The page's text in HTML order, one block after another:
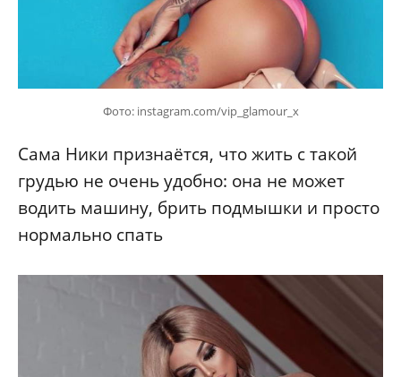
Фото: instagram.com/vip_glamour_x
Сама Ники признаётся, что жить с такой
грудью не очень удобно: она не может
водить машину, брить подмышки и просто
нормально спать